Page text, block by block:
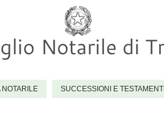
NOTARILE SUCCESSIONI E TESTAMENTI